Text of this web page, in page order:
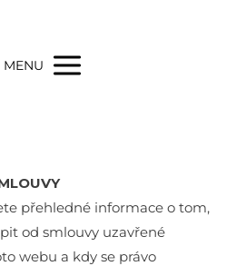
MENU
přehledné informace o tom,
od smlouvy uzavřené
webu a kdy se právo